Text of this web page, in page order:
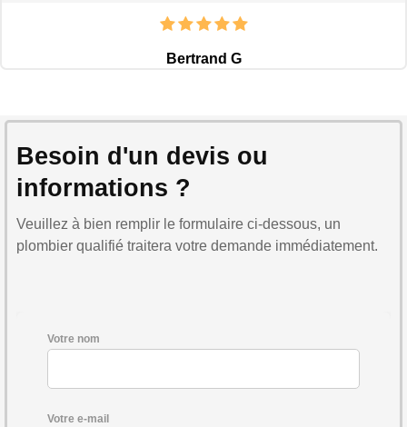
Bertrand G
Besoin d'un devis ou
informations ?
Veuillez à bien remplir le formulaire ci-dessous, un
plombier qualifié traitera votre demande immédiatement.
Votre nom
Votre e-mail